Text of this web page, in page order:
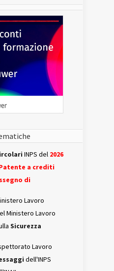
INPS del 2026
a crediti
di
Lavoro
Ministero Lavoro
Sicurezza
Lavoro
dell'INPS